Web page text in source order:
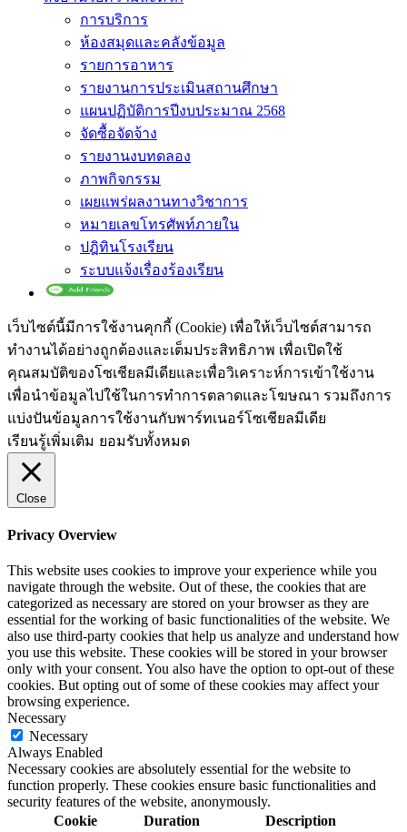
การบริการ
ห้องสมุดและคลังข้อมูล
รายการอาหาร
รายงานการประเมินสถานศึกษา
แผนปฏิบัติการปีงบประมาณ 2568
จัดซื้อจัดจ้าง
รายงานงบทดลอง
ภาพกิจกรรม
เผยแพร่ผลงานทางวิชาการ
หมายเลขโทรศัพท์ภายใน
ปฎิทินโรงเรียน
ระบบแจ้งเรื่องร้องเรียน
เว็บไซต์นี้มีการใช้งานคุกกี้ (Cookie) เพื่อให้เว็บไซต์สามารถ
ทำงานได้อย่างถูกต้องและเต็มประสิทธิภาพ​ เพื่อเปิดใช้
คุณสมบัติของโซเชียล​มีเดียและเพื่อวิเคราะห์การเข้าใช้งาน
เพื่อนำข้อมูลไปใช้ในการทำการตลาดและโฆษณา​ รวมถึงการ
แบ่งปันข้อมูลการใช้งานกับพาร์ทเนอร์​โซเชียล​มีเดีย
เรียนรู้เพิ่มเติม ยอมรับทั้งหมด
Close
Privacy Overview
This website uses cookies to improve your experience while you
navigate through the website. Out of these, the cookies that are
categorized as necessary are stored on your browser as they are
essential for the working of basic functionalities of the website. We
also use third-party cookies that help us analyze and understand how
you use this website. These cookies will be stored in your browser
only with your consent. You also have the option to opt-out of these
cookies. But opting out of some of these cookies may affect your
browsing experience.
Necessary
Necessary
Always Enabled
Necessary cookies are absolutely essential for the website to
function properly. These cookies ensure basic functionalities and
security features of the website, anonymously.
Cookie
Duration Description